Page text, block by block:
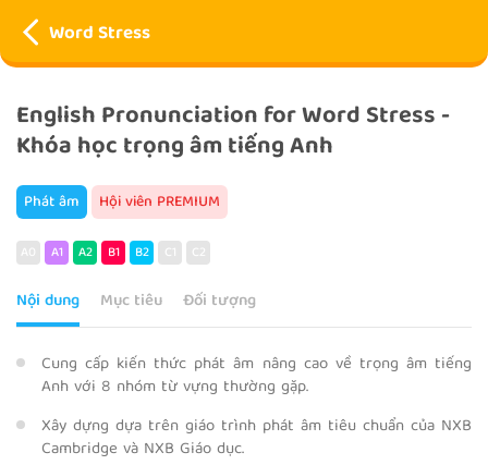
Word Stress
English Pronunciation for Word Stress -
Khóa học trọng âm tiếng Anh
Phát âm Hội viên PREMIUM
A0 A1 A2 B1 B2 C1 C2
Nội dung Mục tiêu Đối tượng
Cung cấp kiến thức phát âm nâng cao về trọng âm tiếng
Anh với 8 nhóm từ vựng thường gặp.
Xây dựng dựa trên giáo trình phát âm tiêu chuẩn của NXB
Cambridge và NXB Giáo dục.